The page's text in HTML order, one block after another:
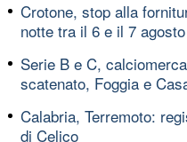
Crotone, stop alla
notte tra il 6 e il 7 agosto
Serie B e C,
scatenato, Foggia e
Calabria, Terremoto:
di Celico